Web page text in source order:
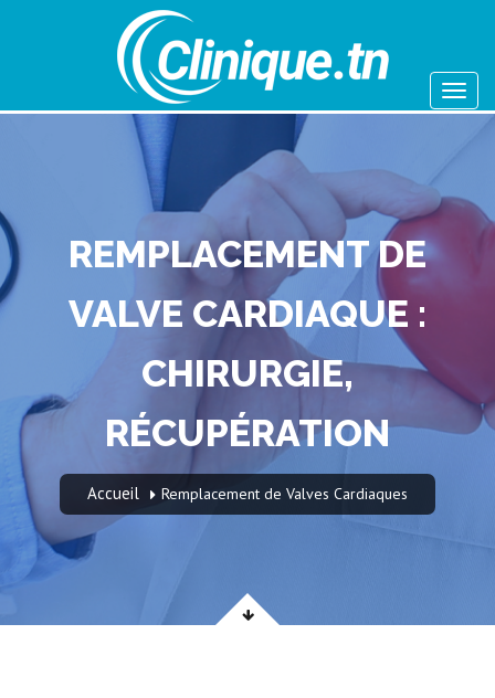
REMPLACEMENT DE
VALVE CARDIAQUE :
CHIRURGIE,
RÉCUPÉRATION
Accueil Remplacement de Valves Cardiaques